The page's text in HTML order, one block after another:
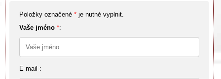
Položky označené * je nutné vyplnit.
Vaše jméno *:
E-mail :